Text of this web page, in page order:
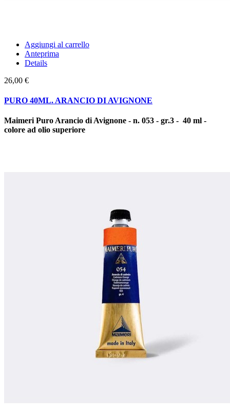
Aggiungi al carrello
Anteprima
Details
26,00 €
PURO 40ML. ARANCIO DI AVIGNONE
Maimeri Puro Arancio di Avignone - n. 053 - gr.3 - 40 ml -
colore ad olio superiore